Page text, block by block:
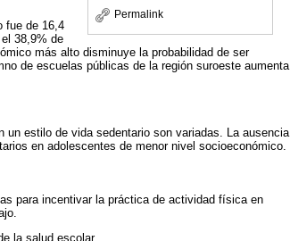
Permalink
fue de 16,4
38,9% de
más alto disminuye la probabilidad de ser
de escuelas públicas de la región suroeste aumenta
un estilo de vida sedentario son variadas. La ausencia
en adolescentes de menor nivel socioeconómico.
para incentivar la práctica de actividad física en
la salud escolar.